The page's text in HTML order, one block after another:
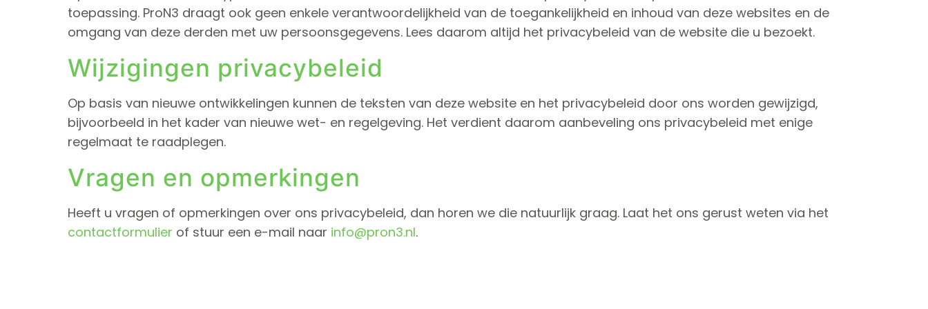
toepassing. ProN3 draagt ook geen enkele verantwoordelijkheid van de toegankelijkheid en inhoud van deze websites en de
omgang van deze derden met uw persoonsgegevens. Lees daarom altijd het privacybeleid van de website die u bezoekt.
Wijzigingen privacybeleid
Op basis van nieuwe ontwikkelingen kunnen de teksten van deze website en het privacybeleid door ons worden gewijzigd,
bijvoorbeeld in het kader van nieuwe wet- en regelgeving. Het verdient daarom aanbeveling ons privacybeleid met enige
regelmaat te raadplegen.
Vragen en opmerkingen
Heeft u vragen of opmerkingen over ons privacybeleid, dan horen we die natuurlijk graag. Laat het ons gerust weten via het
contactformulier of stuur een e-mail naar info@pron3.nl.